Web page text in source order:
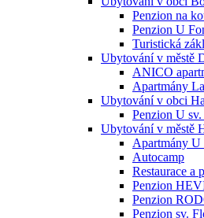
Penzion na
Penzion U
Turistická
Ubytování v městě
ANICO
Apartmány
Ubytování v obci
Penzion U
Ubytování v městě
Apartmány U
Autocamp
Restaurace a
Penzion
Penzion
Penzion sv.